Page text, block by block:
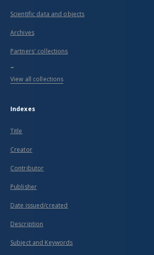
Scientific data and objects
Archives
Partners' collections
...
View all collections
Indexes
Title
Creator
Contributor
Publisher
Date issued/created
Description
Subject and Keywords